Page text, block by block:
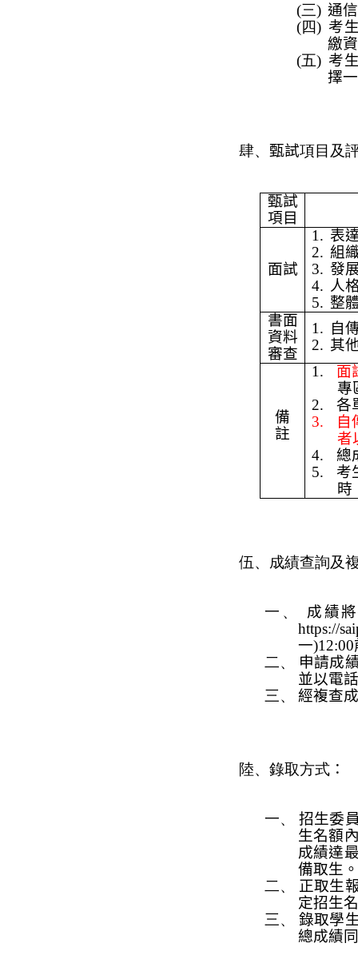
(三) 通
(四) 考
繳
(五) 考
擇一
肆、 甄試項目及
甄試
項目
面試
1. 表
2. 組
3. 發
4. 人
5. 整
書面
資料
審查
1. 自
2. 其
備
註
1.
面
專
2.
各
3.
自
者
4.
總
5.
考
時
伍、成績查詢及
一、
成績
https://
一)12:00
二、
申請成
並以電
三、
經複查
陸、錄取方式：
一、 招生委
生名額
成績達
備取生。
二、
正取生
定招生
三、
錄取學
總成績